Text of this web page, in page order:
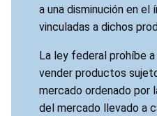
a una disminución en el
vinculadas a dichos
La ley federal prohíbe
vender productos
mercado ordenado por
del mercado llevado a